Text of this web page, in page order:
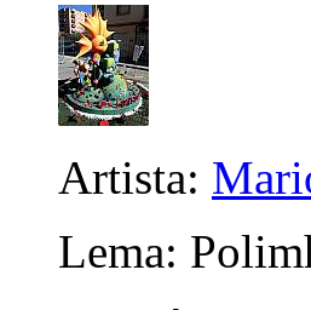
Artista:
Lema: